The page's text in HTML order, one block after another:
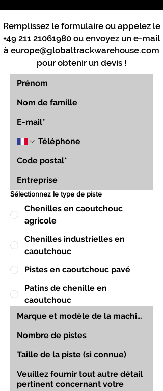
Remplissez le formulaire ou appelez le
+49 211 21061980 ou envoyez un e-mail
à europe@globaltrackwarehouse.com
pour obtenir un devis !
Sélectionnez le type de piste
Chenilles en caoutchouc
agricole
Chenilles industrielles en
caoutchouc
Pistes en caoutchouc pavé
Patins de chenille en
caoutchouc